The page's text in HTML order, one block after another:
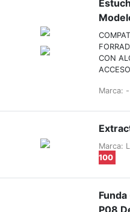
CON
Marca: -
Marca:
100